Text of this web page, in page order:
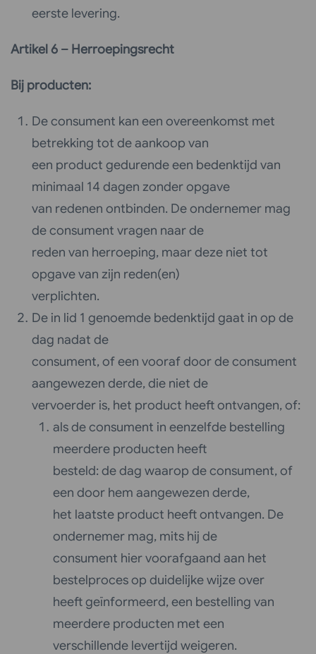
eerste levering.
Artikel 6 – Herroepingsrecht
Bij producten:
De consument kan een overeenkomst met
betrekking tot de aankoop van
een product gedurende een bedenktijd van
minimaal 14 dagen zonder opgave
van redenen ontbinden. De ondernemer mag
de consument vragen naar de
reden van herroeping, maar deze niet tot
opgave van zijn reden(en)
verplichten.
De in lid 1 genoemde bedenktijd gaat in op de
dag nadat de
consument, of een vooraf door de consument
aangewezen derde, die niet de
vervoerder is, het product heeft ontvangen, of:
als de consument in eenzelfde bestelling
meerdere producten heeft
besteld: de dag waarop de consument, of
een door hem aangewezen derde,
het laatste product heeft ontvangen. De
ondernemer mag, mits hij de
consument hier voorafgaand aan het
bestelproces op duidelijke wijze over
heeft geïnformeerd, een bestelling van
meerdere producten met een
verschillende levertijd weigeren.